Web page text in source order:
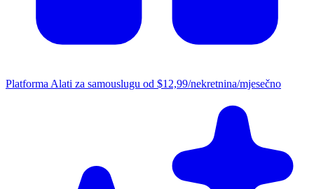
Platforma Alati za samouslugu od $12,99/nekretnina/mjesečno